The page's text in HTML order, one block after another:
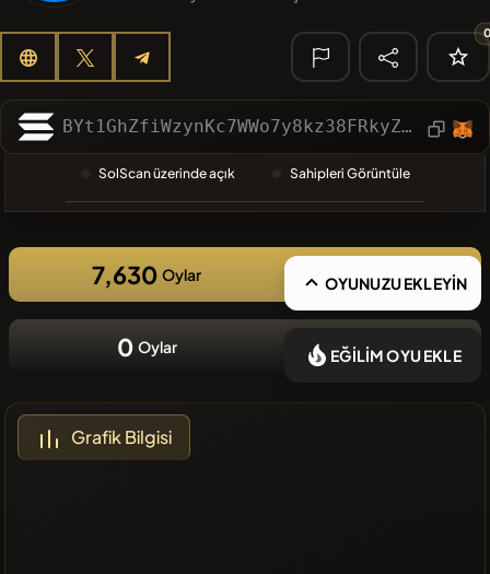
SmartleCo SLCT
#253
❌Son
zamanlarda
eklenen
BYt1GhZfiWzynKc7WWo7y8kz38FRkyZyuypWUs6qc4Ls
SolScan üzerinde açık Sahipleri Görüntüle
7,630 Oylar OYUNUZU EKLEYİN
0 Oylar EĞİLİM OYU EKLE
Grafik Bilgisi